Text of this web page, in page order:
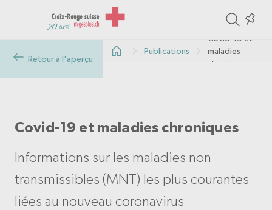
in
Retour à l'aperçu
Publications
Covid-19 et
maladies
chroniques
Covid-19 et maladies chroniques
Informations sur les maladies non
transmissibles (MNT) les plus courantes
liées au nouveau coronavirus